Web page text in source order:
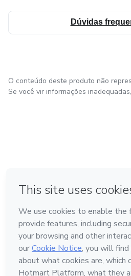
Dúvidas
O conteúdo deste produto não
Se você vir informações inadequadas,
Feito com ❤ em Bogotá
Conheça a Hotmart
Idioma